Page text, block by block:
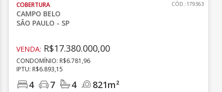
COBERTURA
CAMPO BELO
SÃO PAULO - SP
CÓD.:179363
VENDA: R$17.380.000,00
CONDOMÍNIO: R$6.781,96
IPTU: R$6.893,15
4 7 4 821m²